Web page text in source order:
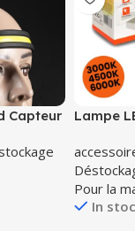
Capteur
Lampe
Pour la
In